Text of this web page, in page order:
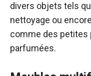
divers objets tels
nettoyage ou
comme des petites
parfumées.